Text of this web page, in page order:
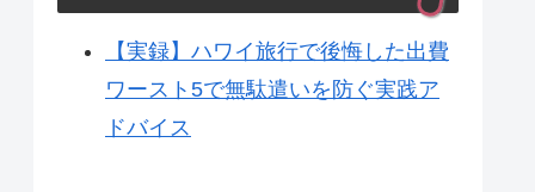
【実録】ハワイ旅行で後悔した出費
ワースト5で無駄遣いを防ぐ実践ア
ドバイス